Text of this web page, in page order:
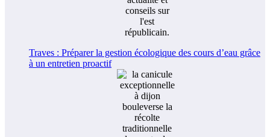
Traves : Préparer la gestion écologique des cours d’eau grâce
à un entretien proactif